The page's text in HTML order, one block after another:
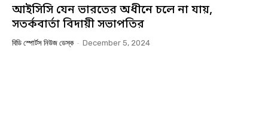
আইসিসি যেন ভারতের অধীনে চলে না যায়,
সতর্কবার্তা বিদায়ী সভাপতির
বিডি স্পোর্টস নিউজ ডেস্ক - December 5, 2024